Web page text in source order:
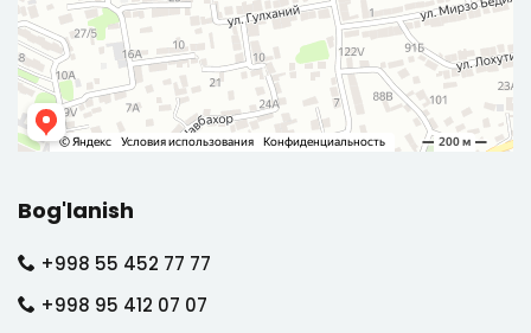
Bog'lanish
+998 55 452 77 77
+998 95 412 07 07